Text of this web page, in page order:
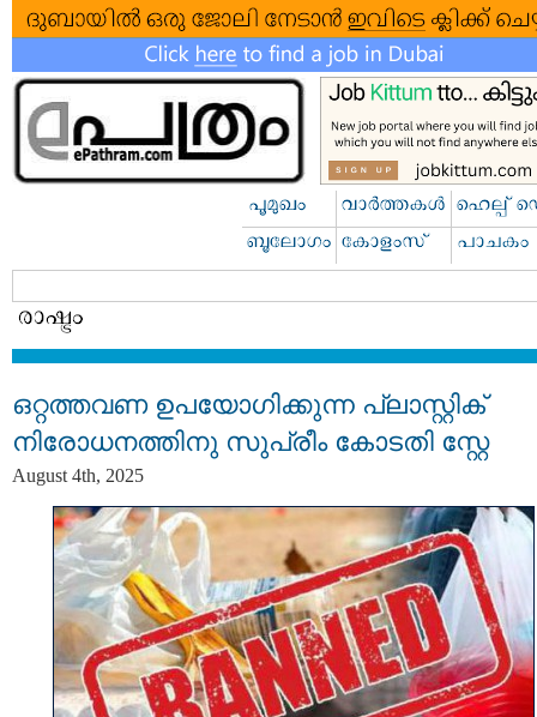
ഒറ്റത്തവണ ഉപയോഗിക്കുന്ന പ്ലാസ്റ്റിക്
നിരോധനത്തിനു സുപ്രീം കോടതി സ്റ്റേ
August 4th, 2025